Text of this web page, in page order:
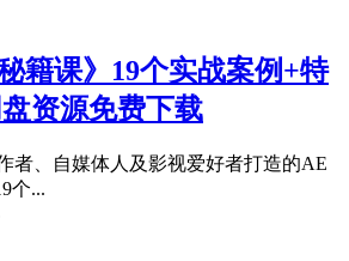
籍课》19个实战案例+特
资源免费下载
者、自媒体人及影视爱好者打造的AE
个...